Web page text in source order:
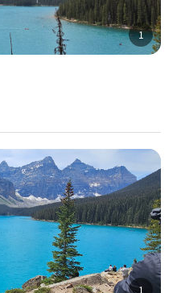
1
1